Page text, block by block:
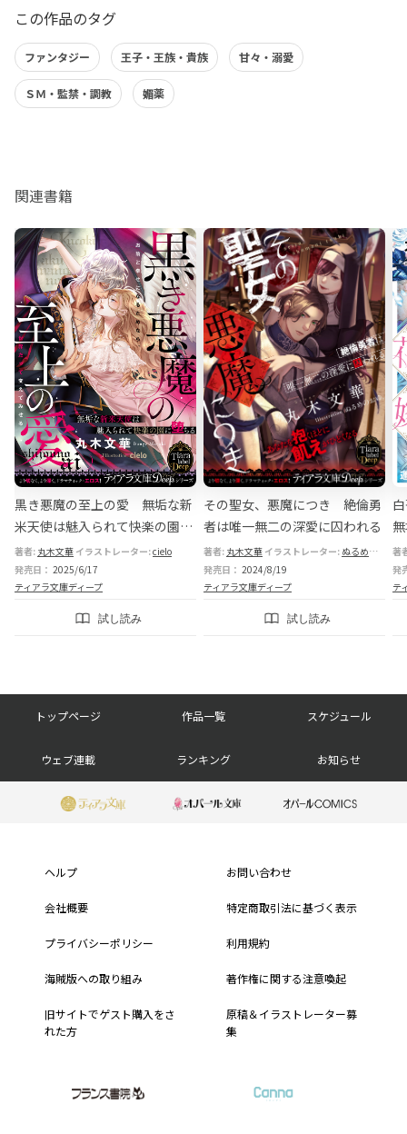
この作品のタグ
ファンタジー 王子・王族・貴族 甘々・溺愛
ＳＭ・監禁・調教 媚薬
関連書籍
黒き悪魔の至上の愛 無垢な新
米天使は魅入られて快楽の園に
堕ちる
著者: 丸木文華 イラストレーター:cielo
発売日： 2025/6/17
ティアラ文庫ディープ
試し読み
その聖女、悪魔につき 絶倫勇
者は唯一無二の深愛に囚われる
著者: 丸木文華 イラストレーター: ぬるめのおゆ。
発売日： 2024/8/19
ティアラ文庫ディープ
試し読み
著
発
テ
タ
トップページ 作品一覧 スケジュール
ウェブ連載 ランキング お知らせ
ヘルプ お問い合わせ
会社概要 特定商取引法に基づく表示
プライバシーポリシー 利用規約
海賊版への取り組み 著作権に関する注意喚起
旧サイトでゲスト購入をさ
れた方
原稿＆イラストレーター募
集